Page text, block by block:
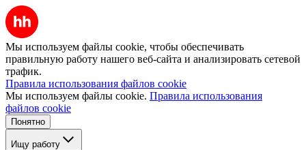
Мы используем файлы cookie, чтобы обеспечивать
правильную работу нашего веб-сайта и анализировать сетевой
трафик.
Правила использования файлов cookie
Мы используем файлы cookie. Правила использования
файлов cookie
Понятно
Ищу работу